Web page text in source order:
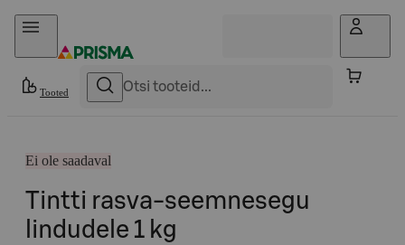
Otse sisu juurde
Tooted
Ei ole saadaval
Tintti rasva-seemnesegu
lindudele 1 kg